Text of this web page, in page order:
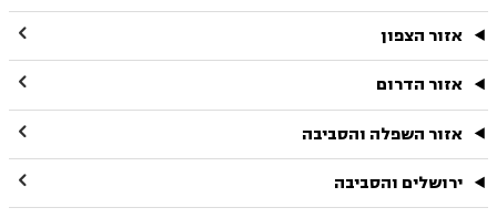
אזור הצפון 
אזור הדרום 
אזור השפלה והסביבה 
ירושלים והסביבה 